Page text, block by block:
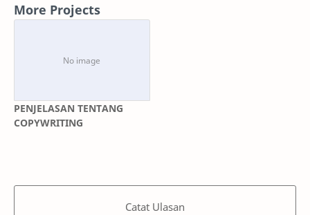
More Projects
PENJELASAN TENTANG
COPYWRITING
Catat Ulasan